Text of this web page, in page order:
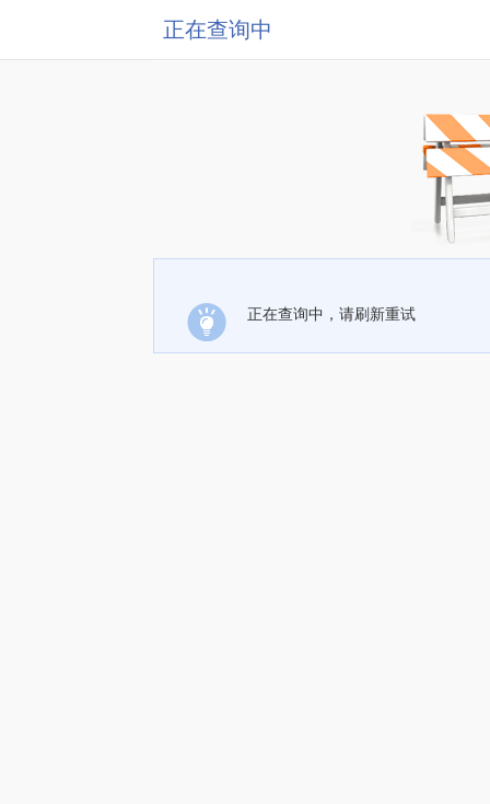
正在查询中
正在查询中，请刷新重试